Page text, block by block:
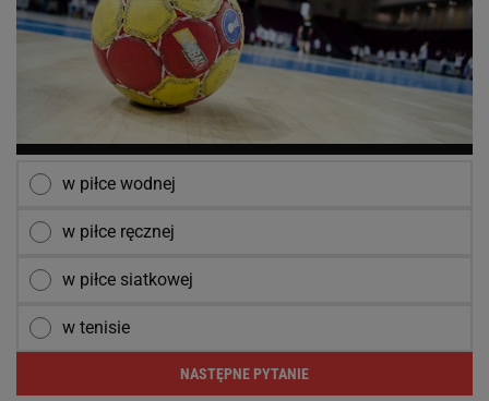
w piłce wodnej
w piłce ręcznej
w piłce siatkowej
w tenisie
NASTĘPNE PYTANIE